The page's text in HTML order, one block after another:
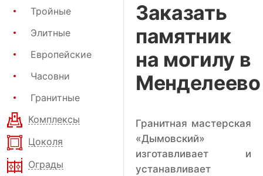
Тройные
Элитные
Европейские
Часовни
Гранитные
Комплексы
Цоколя
Ограды
Заказать
памятник
на могилу в
Менделеево
Гранитная мастерская
«Дымовский»
изготавливает и
устанавливает